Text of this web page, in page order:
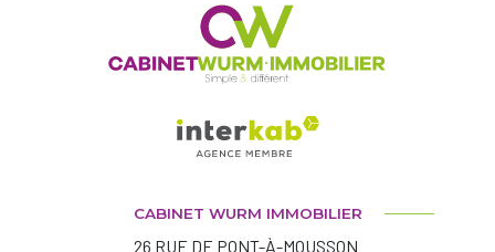
CABINET WURM IMMOBILIER
26 RUE DE PONT-À-MOUSSON